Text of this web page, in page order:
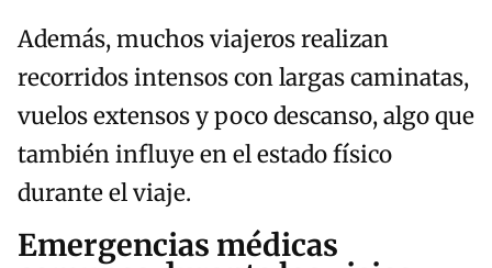
Además, muchos viajeros realizan
recorridos intensos con largas caminatas,
vuelos extensos y poco descanso, algo que
también influye en el estado físico
durante el viaje.
Emergencias médicas